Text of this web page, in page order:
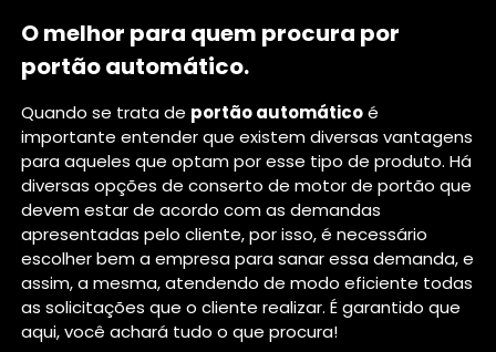
O melhor para quem procura por
portão automático.
Quando se trata de portão automáticoé
importante entender que existem diversas vantagens
para aqueles que optam por esse tipo de produto. Há
diversas opções de conserto de motor de portão que
devem estar de acordo com as demandas
apresentadas pelo cliente, por isso, é necessário
escolher bem a empresa para sanar essa demanda, e
assim, a mesma, atendendo de modo eficiente todas
as solicitações que o cliente realizar. É garantido que
aqui, você achará tudo o que procura!